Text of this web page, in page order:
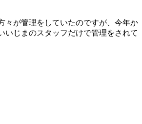
々が管理をしていたのですが、今年か
いじまのスタッフだけで管理をされて